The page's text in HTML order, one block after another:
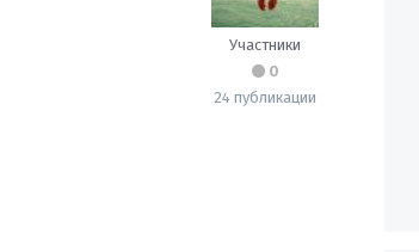
Участники
0
24 публикации